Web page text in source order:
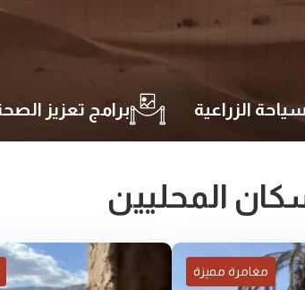
الزراعية برامج تعزيز
المحليين
مغامرة مميزة